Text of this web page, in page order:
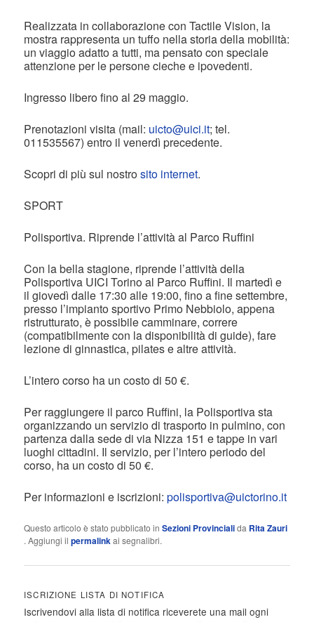
Realizzata in collaborazione con Tactile Vision, la
mostra rappresenta un tuffo nella storia della mobilità:
un viaggio adatto a tutti, ma pensato con speciale
attenzione per le persone cieche e ipovedenti.
Ingresso libero fino al 29 maggio.
Prenotazioni visita (mail: uicto@uici.it; tel.
011535567) entro il venerdì precedente.
Scopri di più sul nostrosito internet.
SPORT
Polisportiva. Riprende l’attività al Parco Ruffini
Con la bella stagione, riprende l’attività della
Polisportiva UICI Torino al Parco Ruffini. Il martedì e
il giovedì dalle 17:30 alle 19:00, fino a fine settembre,
presso l’impianto sportivo Primo Nebbiolo, appena
ristrutturato, è possibile camminare, correre
(compatibilmente con la disponibilità di guide), fare
lezione di ginnastica, pilates e altre attività.
L’intero corso ha un costo di 50 €.
Per raggiungere il parco Ruffini, la Polisportiva sta
organizzando un servizio di trasporto in pulmino, con
partenza dalla sede di via Nizza 151 e tappe in vari
luoghi cittadini. Il servizio, per l’intero periodo del
corso, ha un costo di 50 €.
Per informazioni e iscrizioni:polisportiva@uictorino.it
Questo articolo è stato pubblicato inSezioni Provincialida Rita Zauri
. Aggiungi ilpermalinkai segnalibri.
ISCRIZIONE LISTA DI NOTIFICA
Iscrivendovi alla lista di notifica riceverete una mail ogni